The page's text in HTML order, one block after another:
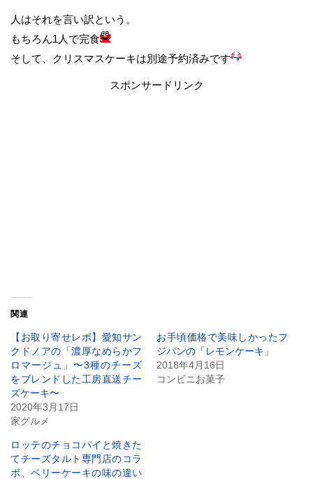
人はそれを言い訳という。
もちろん1人で完食
そして、クリスマスケーキは別途予約済みです
スポンサードリンク
関連
【お取り寄せレポ】愛知サン
クドノアの「濃厚なめらかフ
ロマージュ」〜3種のチーズ
をブレンドした工房直送チー
ズケーキ〜
2020年3月17日
家グルメ
お手頃価格で美味しかったフ
ジパンの「レモンケーキ」
2018年4月16日
コンビニお菓子
ロッテのチョコパイと焼きた
てチーズタルト専門店のコラ
ボ、ベリーケーキの味の違い